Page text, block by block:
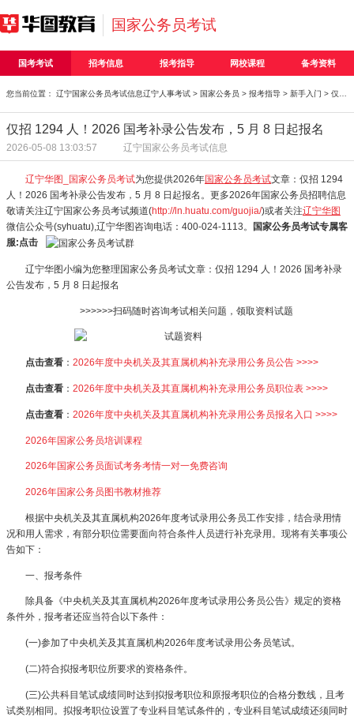
国家公务员考试
国考考试 招考信息 报考指导 网校课程 备考资料
您当前位置： 辽宁国家公务员考试信息辽宁人事考试 > 国家公务员 > 报考指导 > 新手入门 > 仅招 1294 人！2026 国考补录公告发布，5 月 8 日起
仅招 1294 人！2026 国考补录公告发布，5 月 8 日起报名
2026-05-08 13:03:57 辽宁国家公务员考试信息
辽宁华图_国家公务员考试为您提供2026年国家公务员考试文章：仅招 1294
人！2026 国考补录公告发布，5 月 8 日起报名。更多2026年国家公务员招聘信息
敬请关注辽宁国家公务员考试频道(http://ln.huatu.com/guojia/)或者关注辽宁华图
微信公众号(syhuatu),辽宁华图咨询电话：400-024-1113。
国家公务员考试专属客
服:点击
辽宁华图小编为您整理国家公务员考试文章：仅招 1294 人！2026 国考补录
公告发布，5 月 8 日起报名
>>>>>>扫码随时咨询考试相关问题，领取资料试题
点击查看 ： 2026年度中央机关及其直属机构补充录用公务员公告 >>>>
点击查看 ： 2026年度中央机关及其直属机构补充录用公务员职位表 >>>>
点击查看 ： 2026年度中央机关及其直属机构补充录用公务员报名入口 >>>>
2026年国家公务员培训课程
2026年国家公务员面试考务考情一对一免费咨询
2026年国家公务员图书教材推荐
根据中央机关及其直属机构2026年度考试录用公务员工作安排，结合录用情
况和用人需求，有部分职位需要面向符合条件人员进行补充录用。现将有关事项公
告如下：
一、报考条件
除具备《中央机关及其直属机构2026年度考试录用公务员公告》规定的资格
条件外，报考者还应当符合以下条件：
(一)参加了中央机关及其直属机构2026年度考试录用公务员笔试。
(二)符合拟报考职位所要求的资格条件。
(三)公共科目笔试成绩同时达到拟报考职位和原报考职位的合格分数线，且考
试类别相同。拟报考职位设置了专业科目笔试条件的，专业科目笔试成绩还须同时